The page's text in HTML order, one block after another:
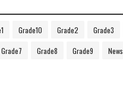
Grade10 Grade2 Grade3
Grade7 Grade8 Grade9 News